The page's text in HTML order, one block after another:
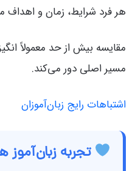
هر فرد شرایط، زمان و اهداف
مقایسه بیش از حد معمولاً
مسیر اصلی دور می‌کند.
اشتباهات رایج زبان‌آموزان
تجربه زبان‌آموز